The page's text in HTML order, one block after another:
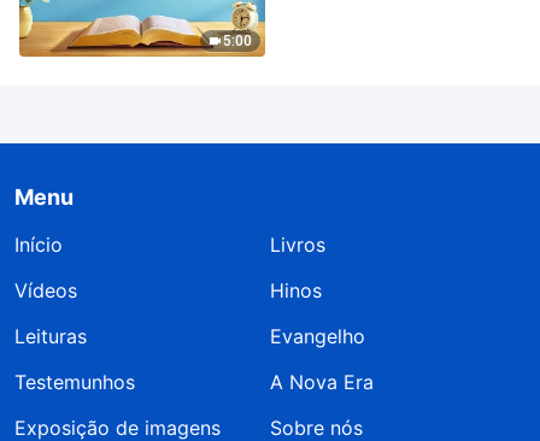
5:00
Menu
Início
Livros
Vídeos
Hinos
Leituras
Evangelho
Testemunhos
A Nova Era
Exposição de imagens
Sobre nós